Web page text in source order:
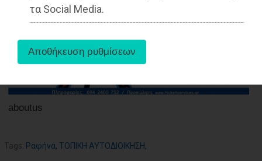
τα Social Media.
aboutus
Tags: Ραφήνα, ΤΟΠΙΚΗ ΑΥΤΟΔΙΟΙΚΗΣΗ,